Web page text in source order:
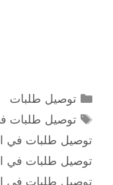
التصنيفات
توصيل طلبات
الوسوم
توصيل طلبات
توصيل طلبات في
توصيل طلبات في
توصيل طلبات في